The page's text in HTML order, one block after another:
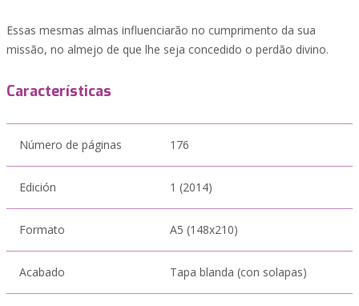
Essas mesmas almas influenciarão no cumprimento da sua
missão, no almejo de que lhe seja concedido o perdão divino.
Características
Número de páginas 176
Edición 1 (2014)
Formato A5 (148x210)
Acabado Tapa blanda (con solapas)